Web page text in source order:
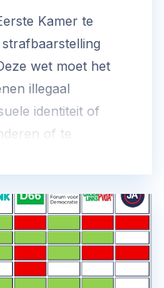
Kamer te
wet moet het
illegaal
identiteit of
of te